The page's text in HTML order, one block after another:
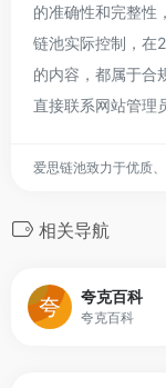
的准确性和完整性
链池实际控制，在
的内容，都属于合
直接联系网站管理
爱思链池致力于优质
相关导航
夸克百科
夸克百科